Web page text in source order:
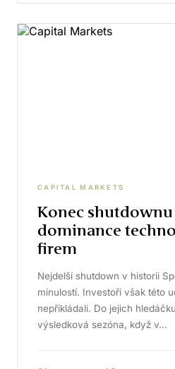
CAPITAL MARKETS
Konec
dominance
firem
Nejdelší shutdown v historii
minulostí. Investoři však této
nepřikládali. Do jejich
výsledková sezóna, když v…